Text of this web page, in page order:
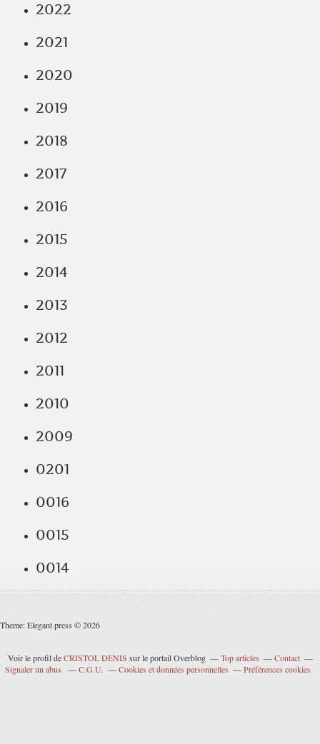
2022
2021
2020
2019
2018
2017
2016
2015
2014
2013
2012
2011
2010
2009
0201
0016
0015
0014
Theme: Elegant press © 2026
Voir le profil deCRISTOL DENIS sur le portail Overblog Top articles
Contact
Signaler un abus
C.G.U. Cookies et données personnelles Préférences cookies